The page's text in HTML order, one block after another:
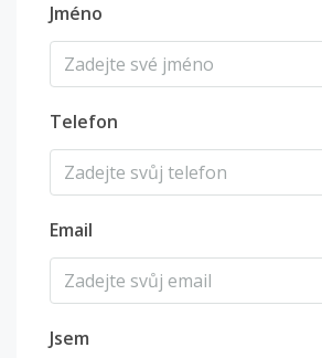
Jméno
Telefon
Email
Jsem